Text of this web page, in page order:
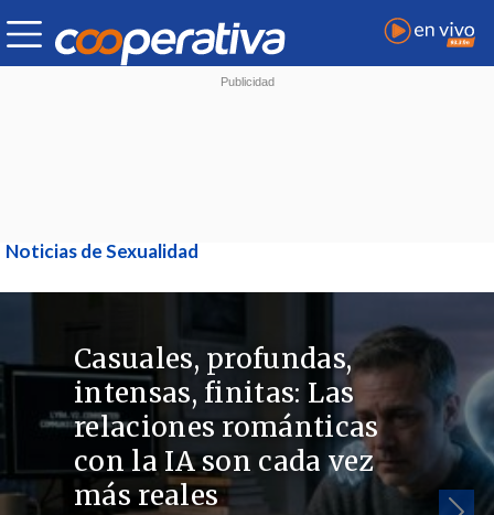
Noticias de Sexualidad
Casuales, profundas,
intensas, finitas: Las
relaciones románticas
con la IA son cada vez
más reales